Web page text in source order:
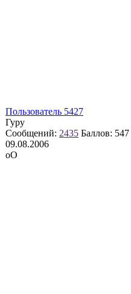
Пользователь 5427
Гуру
Сообщений: 2435 Баллов: 547
09.08.2006
оО